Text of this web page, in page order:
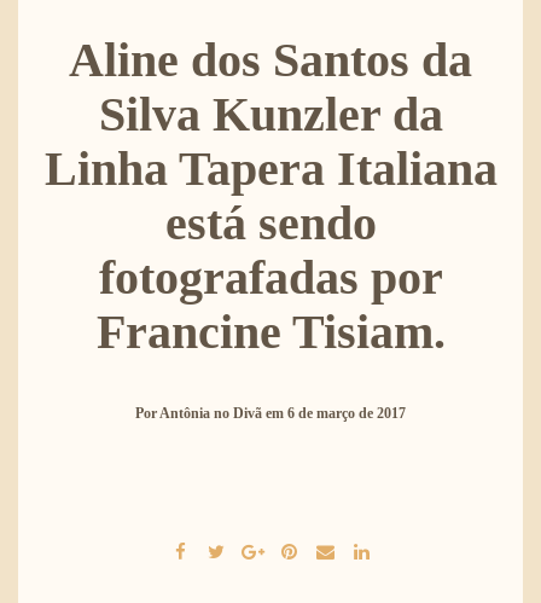
Aline dos Santos da
Silva Kunzler da
Linha Tapera Italiana
está sendo
fotografadas por
Francine Tisiam.
PorAntônia no Divã em 6 de março de 2017